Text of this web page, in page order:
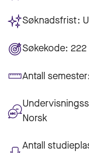
Søknadsfrist:
Søkekode: 222
Antall
Norsk
Antall